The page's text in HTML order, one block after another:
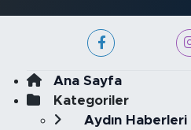
Ana Sayfa
Kategoriler
Aydın Haberleri